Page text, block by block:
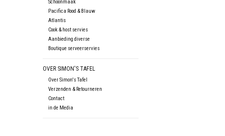
Schoonmaak
Pacifica Rood & Blauw
Atlantis
Cook & host servies
Aanbieding diverse
Boutique serveerservies
OVER SIMON'S TAFEL
Over Simon's Tafel
Verzenden & Retourneren
Contact
in de Media